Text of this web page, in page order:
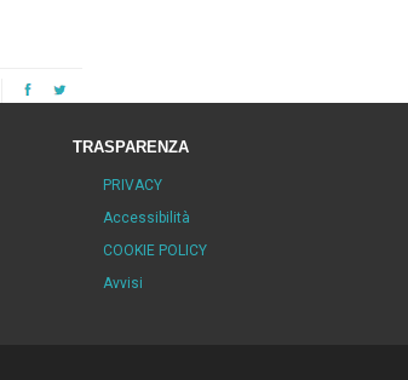
TRASPARENZA
PRIVACY
Accessibilità
COOKIE POLICY
Avvisi